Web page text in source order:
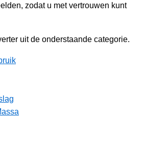
zodat u met vertrouwen kunt
uit de onderstaande categorie.